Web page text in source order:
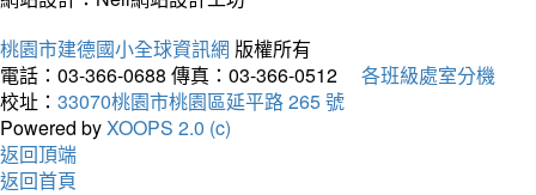
桃園市建德國小全球資訊網 版權所有
電話：03-366-0688 傳真：03-366-0512
各班級處室分機
校址： 33070桃園市桃園區延平路 265 號
Powered byXOOPS 2.0 (c)
返回頂端
返回首頁